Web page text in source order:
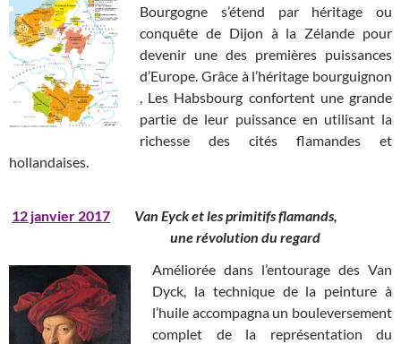
Bourgogne s’étend par héritage ou
conquête de Dijon à la Zélande pour
devenir une des premières puissances
d’Europe. Grâce à l’héritage bourguignon
, Les Habsbourg confortent une grande
partie de leur puissance en utilisant la
richesse des cités flamandes et
hollandaises.
12 janvier 2017
Van Eyck et les primitifs flamands,
une révolution du regard
Améliorée dans l’entourage des Van
Dyck, la technique de la peinture à
l’huile accompagna un bouleversement
complet de la représentation du